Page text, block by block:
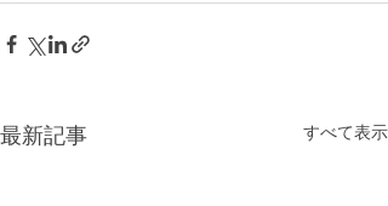
最新記事 すべて表示